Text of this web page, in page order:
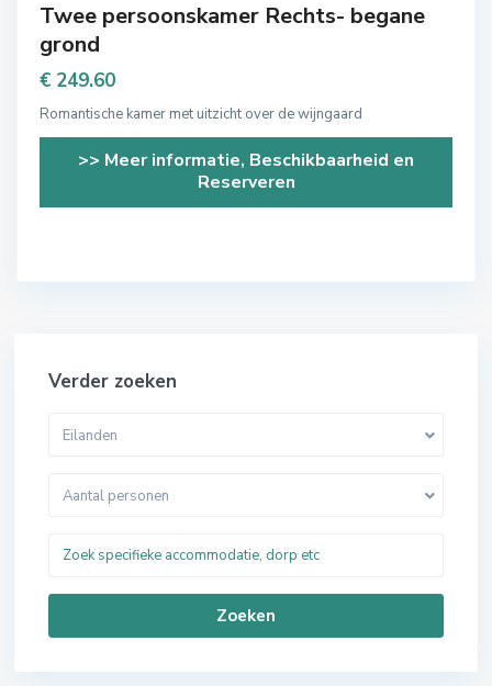
Twee persoonskamer Rechts- begane
grond
€ 249.60
Romantische kamer met uitzicht over de wijngaard
>> Meer informatie, Beschikbaarheid en
Reserveren
Verder zoeken
Eilanden
Aantal personen
Zoeken